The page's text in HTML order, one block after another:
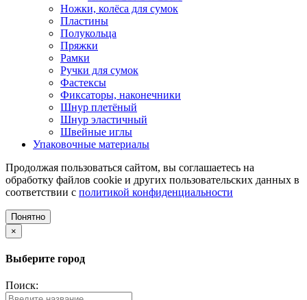
Ножки, колёса для сумок
Пластины
Полукольца
Пряжки
Рамки
Ручки для сумок
Фастексы
Фиксаторы, наконечники
Шнур плетёный
Шнур эластичный
Швейные иглы
Упаковочные материалы
Продолжая пользоваться сайтом, вы соглашаетесь на
обработку файлов cookie и других пользовательских данных в
соответствии с политикой конфиденциальности
Понятно
×
Выберите город
Поиск: